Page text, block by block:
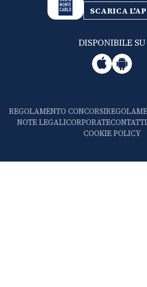
SCARICA
DISPONIBILE SU
REGOLAMENTO CONCORSI
NOTE LEGALICORPORATECONTATTI
COOKIE POLICY